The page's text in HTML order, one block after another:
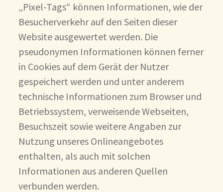
„Pixel-Tags“ können Informationen, wie der
Besucherverkehr auf den Seiten dieser
Website ausgewertet werden. Die
pseudonymen Informationen können ferner
in Cookies auf dem Gerät der Nutzer
gespeichert werden und unter anderem
technische Informationen zum Browser und
Betriebssystem, verweisende Webseiten,
Besuchszeit sowie weitere Angaben zur
Nutzung unseres Onlineangebotes
enthalten, als auch mit solchen
Informationen aus anderen Quellen
verbunden werden.